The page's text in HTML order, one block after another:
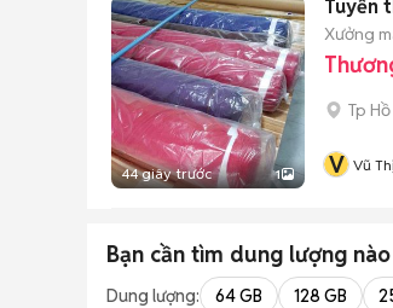
44 giây trước 1
Tuyển
Xưởng
Tp
V Vũ
Bạn cần tìm dung lượng
Dung lượng: 64 GB 128 GB